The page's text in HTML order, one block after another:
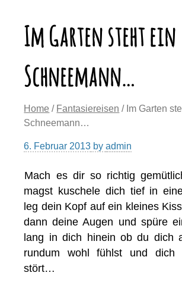
Im Garten steht ein
Schneemann…
Home / Fantasiereisen / Im Garten
Schneemann…
6. Februar 2013 byadmin
Mach es dir so richtig
magst kuschele dich tief in
leg dein Kopf auf ein kleines
dann deine Augen und spüre
lang in dich hinein ob du dich
rundum wohl fühlst und dich
stört…